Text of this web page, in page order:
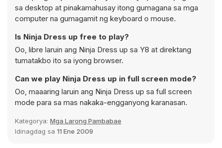
sa desktop at pinakamahusay itong gumagana sa mga
computer na gumagamit ng keyboard o mouse.
Is Ninja Dress up free to play?
Oo, libre laruin ang Ninja Dress up sa Y8 at direktang
tumatakbo ito sa iyong browser.
Can we play Ninja Dress up in full screen mode?
Oo, maaaring laruin ang Ninja Dress up sa full screen
mode para sa mas nakaka-engganyong karanasan.
Kategorya: Mga Larong Pambabae
Idinagdag sa 11 Ene 2009